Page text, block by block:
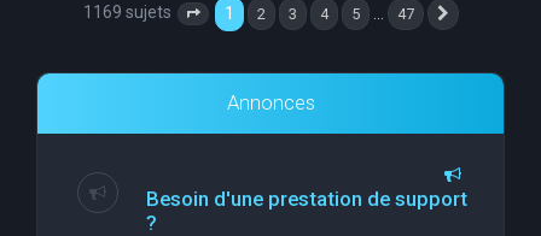
1169 sujets Page 1 sur 47
1 2 3 4 5 47
Annonces
Besoin d'une prestation de support
?